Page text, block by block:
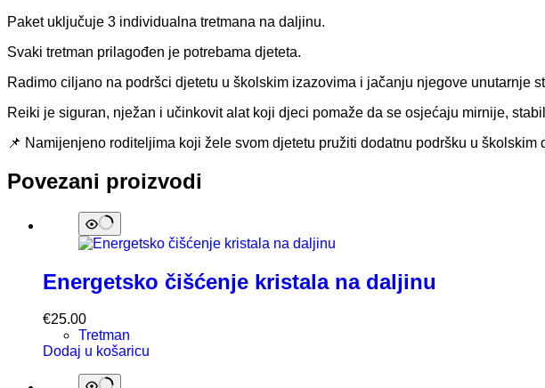
Paket uključuje 3 individualna tretmana na daljinu.
Svaki tretman prilagođen je potrebama djeteta.
Radimo ciljano na podršci djetetu u školskim izazovima i jačanju njegove unutarnje
Reiki je siguran, nježan i učinkovit alat koji djeci pomaže da se osjećaju mirnije,
📌 Namijenjeno roditeljima koji žele svom djetetu pružiti dodatnu podršku u školskim
Povezani proizvodi
Energetsko čišćenje kristala na daljinu
€25.00
Tretman
Dodaj u košaricu